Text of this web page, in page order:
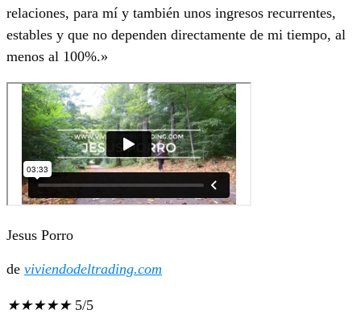
relaciones, para mí y también unos ingresos recurrentes,
estables y que no dependen directamente de mi tiempo, al
menos al 100%.»
Jesus Porro
de viviendodeltrading.com
★★★★★ 5/5